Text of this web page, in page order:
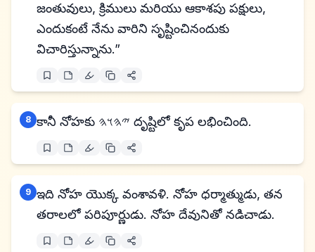
జంతువులు, క్రిములు మరియు ఆకాశపు పక్షులు,
ఎందుకంటే నేను వారిని సృష్టించినందుకు
విచారిస్తున్నాను.”
8 కానీ నోహకు 𐤉𐤄𐤅𐤄 దృష్టిలో కృప లభించింది.
9 ఇది నోహ యొక్క వంశావళి. నోహ ధర్మాత్ముడు, తన
తరాలలో పరిపూర్ణుడు. నోహ దేవునితో నడిచాడు.